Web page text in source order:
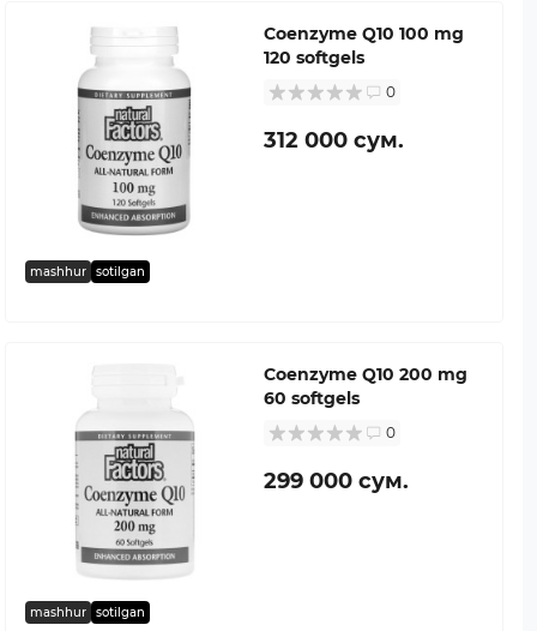
mashhur sotilgan
Coenzyme Q10 100 mg
120 softgels
0
312 000 сум.
mashhur sotilgan
Coenzyme Q10 200 mg
60 softgels
0
299 000 сум.